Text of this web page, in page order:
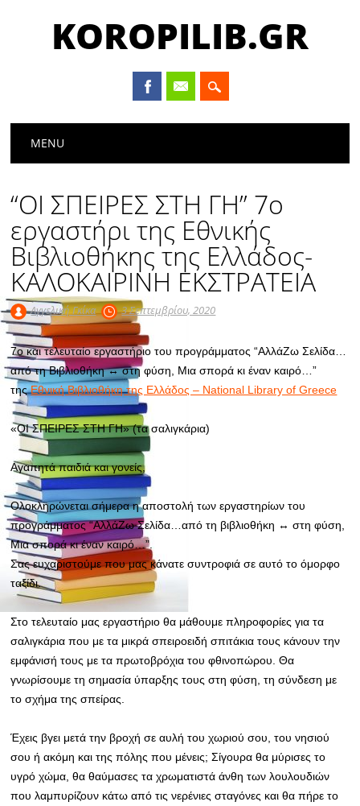
KOROPILIB.GR
Main menu
MENU
“ΟΙ ΣΠΕΙΡΕΣ ΣΤΗ ΓΗ” 7ο
εργαστήρι της Εθνικής
Βιβλιοθήκης της Ελλάδος-
ΚΑΛΟΚΑΙΡΙΝΗ ΕΚΣΤΡΑΤΕΙΑ
Αγγελική Γκίκα 3 Σεπτεμβρίου, 2020
7ο και τελευταίο εργαστήριο του προγράμματος “ΑλλάΖω Σελίδα…
από τη Bιβλιοθήκη↔στη φύση, Μια σπορά κι έναν καιρό…”
τηςΕθνική Βιβλιοθήκη της Ελλάδος – National Library of Greece
«ΟΙ ΣΠΕΙΡΕΣ ΣΤΗ ΓΗ» (τα σαλιγκάρια)
Αγαπητά παιδιά και γονείς,
Ολοκληρώνεται σήμερα η αποστολή των εργαστηρίων του
προγράμματος “ΑλλάΖω Σελίδα…από τη βιβλιοθήκη ↔ στη φύση,
Μια σπορά κι έναν καιρό…”.
Σας ευχαριστούμε που μας κάνατε συντροφιά σε αυτό το όμορφο
ταξίδι.
Στο τελευταίο μας εργαστήριο θα μάθουμε πληροφορίες για τα
σαλιγκάρια που με τα μικρά σπειροειδή σπιτάκια τους κάνουν την
εμφάνισή τους με τα πρωτοβρόχια του φθινοπώρου. Θα
γνωρίσουμε τη σημασία ύπαρξης τους στη φύση, τη σύνδεση με
το σχήμα της σπείρας.
Έχεις βγει μετά την βροχή σε αυλή του χωριού σου, του νησιού
σου ή ακόμη και της πόλης που μένεις; Σίγουρα θα μύρισες το
υγρό χώμα, θα θαύμασες τα χρωματιστά άνθη των λουλουδιών
που λαμπυρίζουν κάτω από τις νερένιες σταγόνες και θα πήρε το